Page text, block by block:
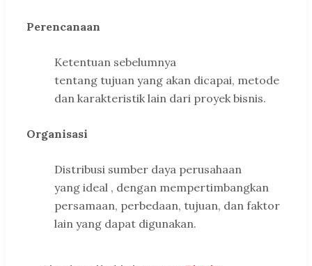
Perencanaan
Ketentuan sebelumnya
tentang tujuan yang akan dicapai, metode
dan karakteristik lain dari proyek bisnis.
Organisasi
Distribusi sumber daya perusahaan
yang ideal , dengan mempertimbangkan
persamaan, perbedaan, tujuan, dan faktor
lain yang dapat digunakan.